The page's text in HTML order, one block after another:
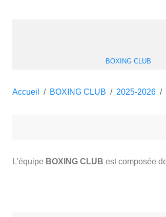
BOXING CLUB
Accueil BOXING CLUB 2025-2026
L'équipe BOXING CLUB est composée